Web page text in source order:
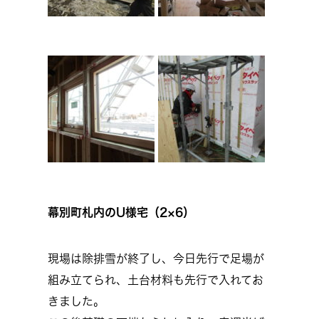
幕別町札内のU様宅（2×6）
現場は除排雪が終了し、今日先行で足場が
組み立てられ、土台材料も先行で入れてお
きました。